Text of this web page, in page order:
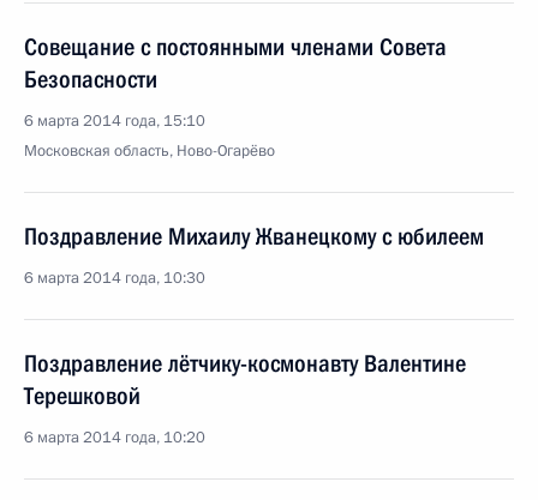
Совещание с постоянными членами Совета
Безопасности
6 марта 2014 года, 15:10
Московская область, Ново-Огарёво
Поздравление Михаилу Жванецкому с юбилеем
6 марта 2014 года, 10:30
Поздравление лётчику-космонавту Валентине
Терешковой
6 марта 2014 года, 10:20